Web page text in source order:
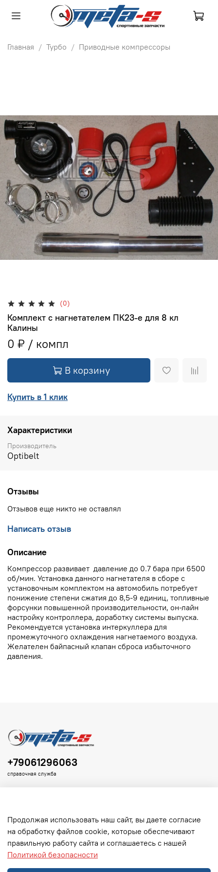
Главная Турбо Приводные компрессоры
(0)
Комплект с нагнетателем ПК23-e для 8 кл
Калины
0 ₽
В корзину
Купить в 1 клик
Характеристики
Производитель
Optibelt
Отзывы
Отзывов еще никто не оставлял
Написать отзыв
Описание
Компрессор развивает давление до 0.7 бара при 6500
об/мин. Установка данного нагнетателя в сборе с
установочным комплектом на автомобиль потребует
понижение степени сжатия до 8,5-9 единиц, топливные
форсунки повышенной производительности, он-лайн
настройку контроллера, доработку системы выпуска.
Рекомендуется установка интеркуллера для
промежуточного охлаждения нагнетаемого воздуха.
Желателен байпасный клапан сброса избыточного
давления.
Клиенту
Информация
+79061296063
справочная служба
Продолжая использовать наш сайт, вы даете согласие
на обработку файлов cookie, которые обеспечивают
правильную работу сайта и соглашаетесь с нашей
Политикой безопасности